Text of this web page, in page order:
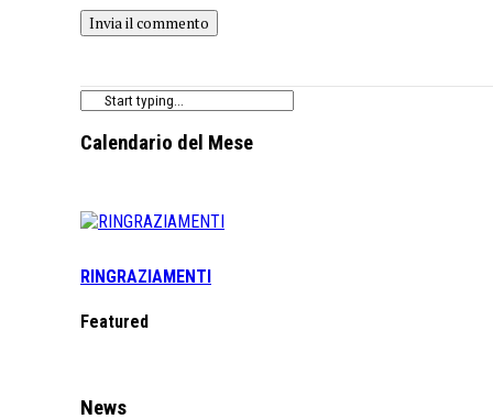
Calendario del Mese
RINGRAZIAMENTI
Featured
News